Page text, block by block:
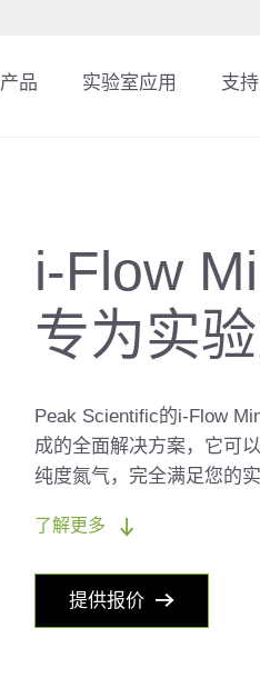
产品 实验室应用 支持
i-Flow
专为实
Peak Scientific的i-Flow
成的全面解决方案，它可
纯度氮气，完全满足您的
了解更多
提供报价